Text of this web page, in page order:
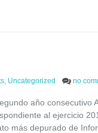
, Uncategorized no
año consecutivo
al ejercicio
más depurado de